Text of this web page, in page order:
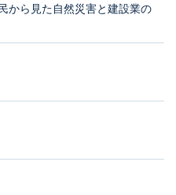
から見た自然災害と建設業の